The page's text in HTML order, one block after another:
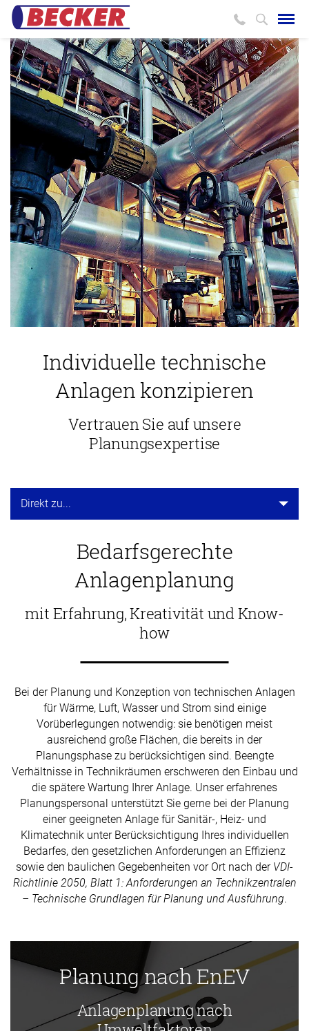
Individuelle technische
Anlagen konzipieren
Vertrauen Sie auf unsere
Planungsexpertise
Direkt zu...
Bedarfsgerechte
Anlagenplanung
mit Erfahrung, Kreativität und Know-
how
Bei der Planung und Konzeption von technischen Anlagen
für Wärme, Luft, Wasser und Strom sind einige
Vorüberlegungen notwendig: sie benötigen meist
ausreichend große Flächen, die bereits in der
Planungsphase zu berücksichtigen sind. Beengte
Verhältnisse in Technikräumen erschweren den Einbau und
die spätere Wartung Ihrer Anlage. Unser erfahrenes
Planungspersonal unterstützt Sie gerne bei der Planung
einer geeigneten Anlage für Sanitär-, Heiz- und
Klimatechnik unter Berücksichtigung Ihres individuellen
Bedarfes, den gesetzlichen Anforderungen an Effizienz
sowie den baulichen Gegebenheiten vor Ort nach der VDI-
Richtlinie 2050, Blatt 1: Anforderungen an Technikzentralen
– Technische Grundlagen für Planung und Ausführung.
Planung nach EnEV
Anlagenplanung nach